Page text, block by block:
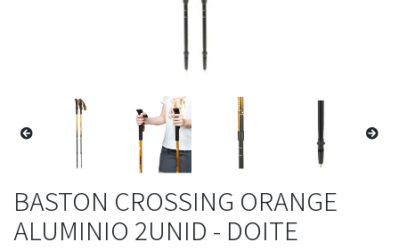
BASTON CROSSING ORANGE
ALUMINIO 2UNID - DOITE